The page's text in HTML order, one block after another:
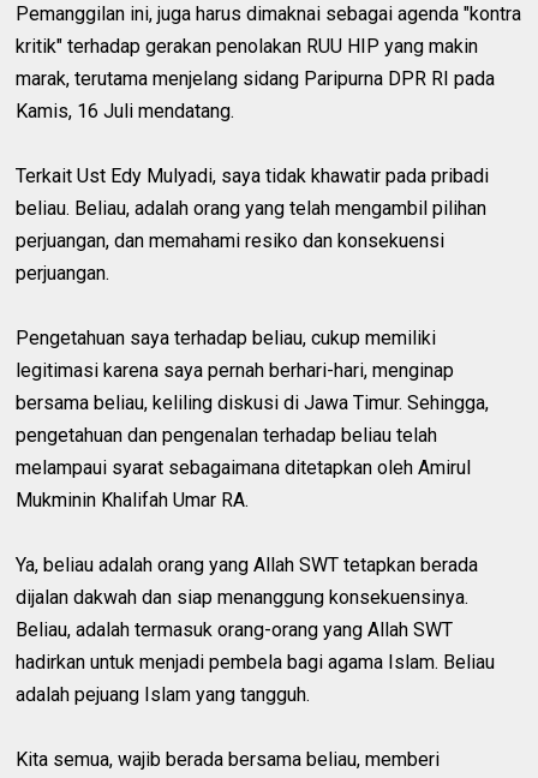
Pemanggilan ini, juga harus dimaknai sebagai agenda "kontra
kritik" terhadap gerakan penolakan RUU HIP yang makin
marak, terutama menjelang sidang Paripurna DPR RI pada
Kamis, 16 Juli mendatang.
Terkait Ust Edy Mulyadi, saya tidak khawatir pada pribadi
beliau. Beliau, adalah orang yang telah mengambil pilihan
perjuangan, dan memahami resiko dan konsekuensi
perjuangan.
Pengetahuan saya terhadap beliau, cukup memiliki
legitimasi karena saya pernah berhari-hari, menginap
bersama beliau, keliling diskusi di Jawa Timur. Sehingga,
pengetahuan dan pengenalan terhadap beliau telah
melampaui syarat sebagaimana ditetapkan oleh Amirul
Mukminin Khalifah Umar RA.
Ya, beliau adalah orang yang Allah SWT tetapkan berada
dijalan dakwah dan siap menanggung konsekuensinya.
Beliau, adalah termasuk orang-orang yang Allah SWT
hadirkan untuk menjadi pembela bagi agama Islam. Beliau
adalah pejuang Islam yang tangguh.
Kita semua, wajib berada bersama beliau, memberi